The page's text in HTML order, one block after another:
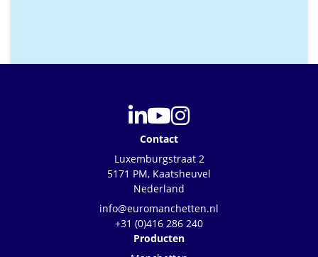
Contact
Luxemburgstraat 2
5171 PM, Kaatsheuvel
Nederland
info@euromanchetten.nl
+31 (0)416 286 240
Producten